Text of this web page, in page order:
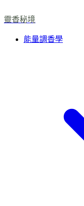
靈香秘境
能量調香學